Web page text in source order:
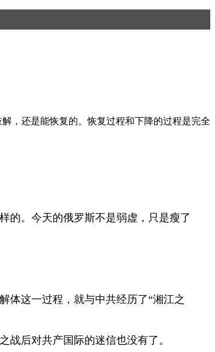
，还是能恢复的。恢复过程和下降的过程是完全
。今天的俄罗斯不是弱虚，只是瘦了
这一过程，就与中共经历了“湘江之
后对共产国际的迷信也没有了。